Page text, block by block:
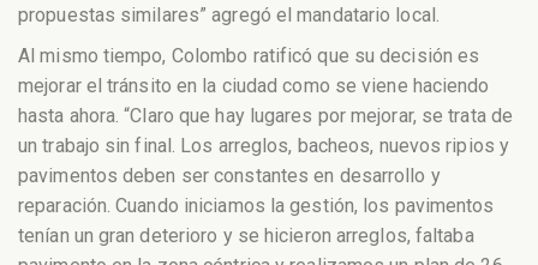
propuestas similares” agregó el mandatario local.
Al mismo tiempo, Colombo ratificó que su decisión es
mejorar el tránsito en la ciudad como se viene haciendo
hasta ahora. “Claro que hay lugares por mejorar, se trata de
un trabajo sin final. Los arreglos, bacheos, nuevos ripios y
pavimentos deben ser constantes en desarrollo y
reparación. Cuando iniciamos la gestión, los pavimentos
tenían un gran deterioro y se hicieron arreglos, faltaba